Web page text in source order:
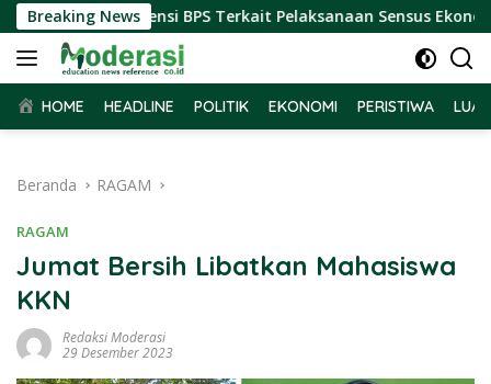
Langsung
ke
konten
Breaking News
Audiensi BPS Terkait Pelaksanaan Sensus Ekonomi 2026
HOME HEADLINE POLITIK EKONOMI PERISTIWA
Beranda RAGAM
RAGAM
Jumat Bersih Libatkan Mahasiswa
KKN
Redaksi Moderasi
29 Desember 2023